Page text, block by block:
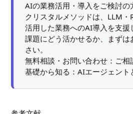
AIの業務活用・導入をご検討の
クリスタルメソッドは、LLM・
活用した業務へのAI導入を支
課題にどう活かせるか、まず
さい。
無料相談・お問い合わせ： ご相
基礎から知る： AIエージェント